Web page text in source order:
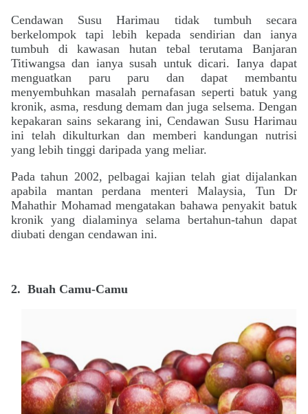
Cendawan Susu Harimau tidak tumbuh secara
berkelompok tapi lebih kepada sendirian dan ianya
tumbuh di kawasan hutan tebal terutama Banjaran
Titiwangsa dan ianya susah untuk dicari. Ianya dapat
menguatkan paru paru dan dapat membantu
menyembuhkan masalah pernafasan seperti batuk yang
kronik, asma, resdung demam dan juga selsema. Dengan
kepakaran sains sekarang ini, Cendawan Susu Harimau
ini telah dikulturkan dan memberi kandungan nutrisi
yang lebih tinggi daripada yang meliar.
Pada tahun 2002, pelbagai kajian telah giat dijalankan
apabila mantan perdana menteri Malaysia, Tun Dr
Mahathir Mohamad mengatakan bahawa penyakit batuk
kronik yang dialaminya selama bertahun-tahun dapat
diubati dengan cendawan ini.
2. Buah Camu-Camu